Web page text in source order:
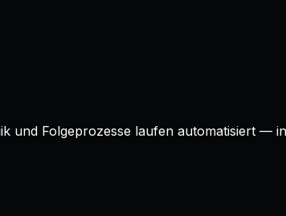
und Folgeprozesse laufen automatisiert —